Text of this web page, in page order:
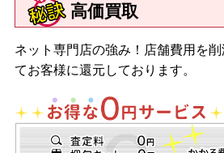
高価買取
ネット専門店の強み！店舗費用を
てお客様に還元しております。